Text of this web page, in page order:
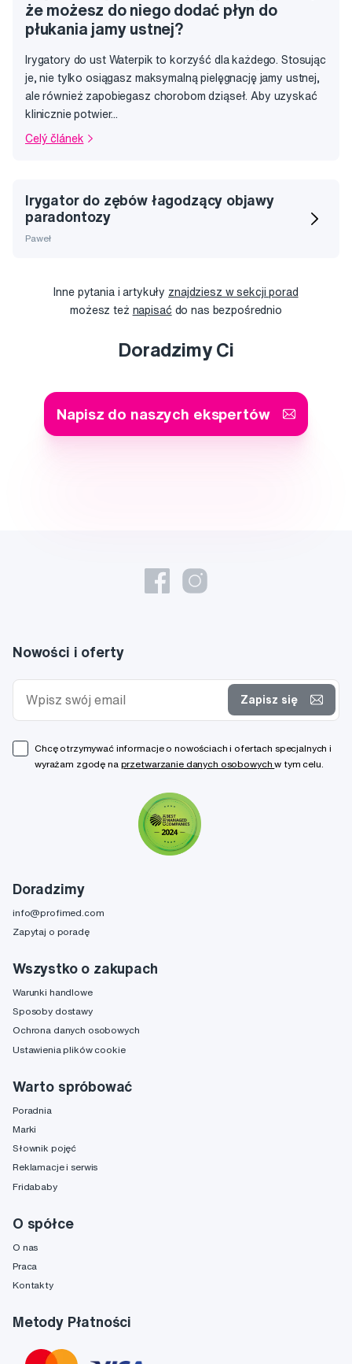
że możesz do niego dodać płyn do
płukania jamy ustnej?
Irygatory do ust Waterpik to korzyść dla każdego. Stosując
je, nie tylko osiągasz maksymalną pielęgnację jamy ustnej,
ale również zapobiegasz chorobom dziąseł. Aby uzyskać
klinicznie potwier...
Celý článek
Irygator do zębów łagodzący objawy
paradontozy
Paweł
Inne pytania i artykuły znajdziesz w sekcji porad
możesz też napisać do nas bezpośrednio
Doradzimy Ci
Napisz do naszych ekspertów
Doradzimy
info@profimed.com
Zapytaj o poradę
Wszystko o zakupach
Warunki handlowe
Sposoby dostawy
Ochrona danych osobowych
Ustawienia plików cookie
Warto spróbować
Poradnia
Marki
Słownik pojęć
Reklamacje i serwis
Fridababy
O spółce
O nas
Praca
Kontakty
Metody Płatności
Nowości i oferty
Zapisz się
Chcę otrzymywać informacje o nowościach i ofertach specjalnych i
wyrażam zgodę na przetwarzanie danych osobowychw tym celu.